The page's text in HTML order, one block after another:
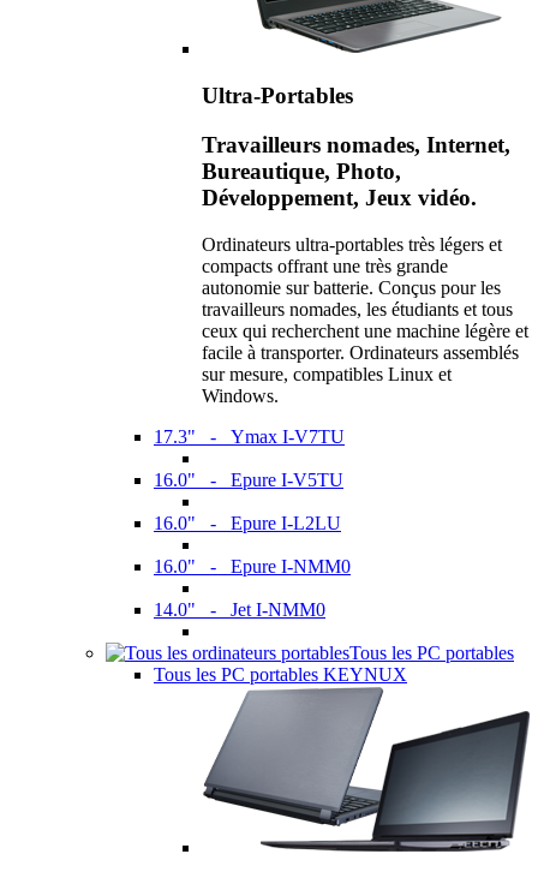
Ultra-Portables
Travailleurs nomades, Internet,
Bureautique, Photo,
Développement, Jeux vidéo.
Ordinateurs ultra-portables très légers et
compacts offrant une très grande
autonomie sur batterie. Conçus pour les
travailleurs nomades, les étudiants et tous
ceux qui recherchent une machine légère et
facile à transporter. Ordinateurs assemblés
sur mesure, compatibles Linux et
Windows.
17.3" - Ymax I-V7TU
16.0" - Epure I-V5TU
16.0" - Epure I-L2LU
16.0" - Epure I-NMM0
14.0" - Jet I-NMM0
Tous les PC portables
Tous les PC portables KEYNUX